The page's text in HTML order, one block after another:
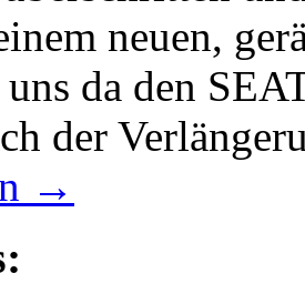
neuen,
da den
der
→